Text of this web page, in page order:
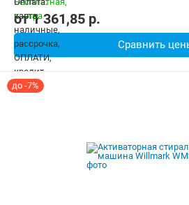
Безопасность:Защита от детей
от1 361,85 p.
Сравнить
до -7%